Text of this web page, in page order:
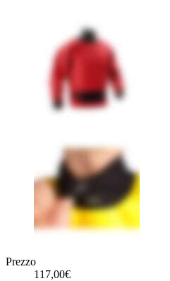
Prezzo
117,00€